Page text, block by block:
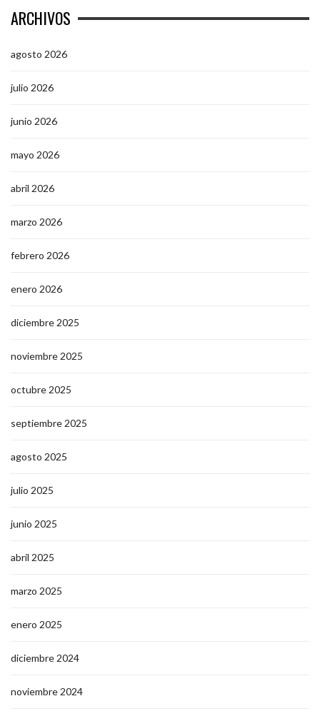
ARCHIVOS
agosto 2026
julio 2026
junio 2026
mayo 2026
abril 2026
marzo 2026
febrero 2026
enero 2026
diciembre 2025
noviembre 2025
octubre 2025
septiembre 2025
agosto 2025
julio 2025
junio 2025
abril 2025
marzo 2025
enero 2025
diciembre 2024
noviembre 2024